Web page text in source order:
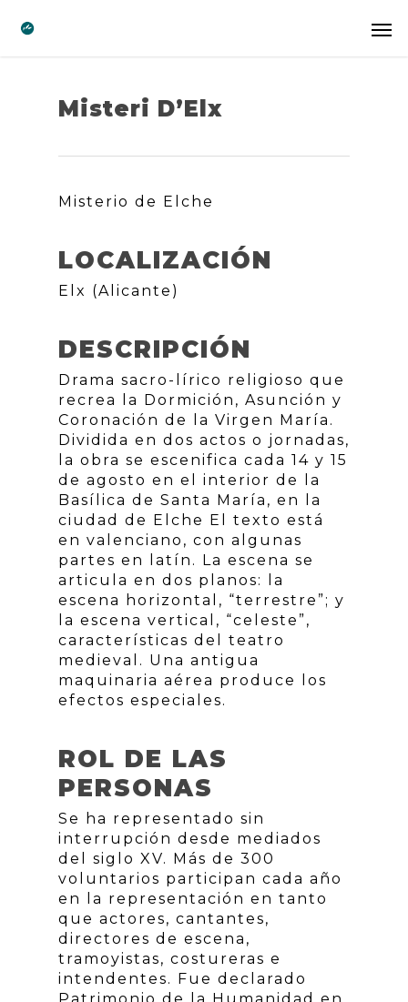
Misteri D’Elx
Misterio de Elche
LOCALIZACIÓN
Elx (Alicante)
DESCRIPCIÓN
Drama sacro-lírico religioso que
recrea la Dormición, Asunción y
Coronación de la Virgen María.
Dividida en dos actos o jornadas,
la obra se escenifica cada 14 y 15
de agosto en el interior de la
Basílica de Santa María, en la
ciudad de Elche El texto está
en valenciano, con algunas
partes en latín. La escena se
articula en dos planos: la
escena horizontal, “terrestre”; y
la escena vertical, “celeste”,
características del teatro
medieval. Una antigua
maquinaria aérea produce los
efectos especiales.
ROL DE LAS
PERSONAS
Se ha representado sin
interrupción desde mediados
del siglo XV. Más de 300
voluntarios participan cada año
en la representación en tanto
que actores, cantantes,
directores de escena,
tramoyistas, costureras e
intendentes. Fue declarado